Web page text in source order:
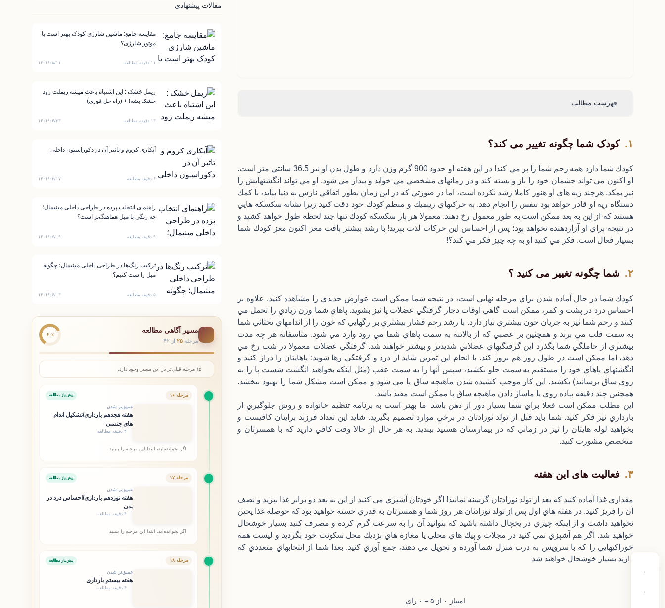
فهرست مطالب
کودک شما چگونه تغییر می کند؟
كودك شما دارد همه رحم شما را پر مي كند! در اين هفته او حدود 900 گرم وزن دارد و طول بدن او نيز 36.5 سانتي متر است.
او اكنون مي تواند چشمان خود را باز و بسته كند و در زمانهاي مشخصي مي خوابد و بيدار مي شود. او مي تواند انگشتهايش را
نيز بمكد. هرچند ريه هاي او هنوز كاملا رشد نكرده است، اما در صورتي كه در اين زمان بطور اتفاقي نارس به دنيا بيايد، با كمك
دستگاه ريه او قادر خواهد بود تنفس را انجام دهد. به حركتهاي ريتميك و منظم كودك خود دقت كنيد زيرا نشانه سكسكه هايي
هستند كه از اين به بعد ممكن است به طور معمول رخ دهند. معمولا هر بار سكسكه كودك تنها چند لحظه طول خواهد كشيد و
در نتيجه براي او آزاردهنده نخواهد بود؛ پس از احساس اين حركات لذت ببريد! با رشد بيشتر بافت مغز اكنون مغز كودك شما
بسيار فعال است. فكر مي كنيد او به چه چيز فكر مي كند؟!
شما چگونه تغییر می کنید ؟
كودك شما در حال آماده شدن براي مرحله نهايي است، در نتيجه شما ممكن است عوارض جديدي را مشاهده كنيد. علاوه بر
احساس درد در پشت و كمر، ممكن است گاهي اوقات دجار گرفتگي عضلات پا نيز بشويد. پاهاي شما وزن زيادي را تحمل مي
كنند و رحم شما نيز به جريان خون بيشتري نياز دارد. با رشد رحم فشار بيشتري بر رگهايي كه خون را از اندامهاي تحتاني شما
به سمت قلب مي برند و همچنين بر عصبي كه از بالاتنه به سمت پاهاي شما مي رود وارد مي شود. متاسفانه هر چه مدت
بيشتري از حاملگي شما بگذرد اين گرفتگيهاي عضلاني شديدتر و بيشتر خواهند شد. گرفتگي عضلات معمولا در شب رخ مي
دهد، اما ممكن است در طول روز هم بروز كند. با انجام اين تمرين شايد از درد و گرفتگي رها شويد: پاهايتان را دراز كنيد و
انگشتهاي پاهاي خود را مستقيم به سمت جلو بكشيد، سپس آنها را به سمت عقب (مثل اينكه بخواهيد انگشت شست پا را به
روي ساق برسانيد) بكشيد. اين كار موجب كشيده شدن ماهيچه ساق پا مي شود و ممكن است مشكل شما را بهبود ببخشد.
همچنين چند دقيقه پياده روي يا ماساژ دادن ماهيچه ساق پا ممكن است مفيد باشد.
اين مطلب ممكن است فعلا براي شما بسيار دور از ذهن باشد اما بهتر است به برنامه تنظيم خانواده و روش جلوگيري از
بارداري نيز فكر كنيد. شما بايد قبل از تولد نوزادتان در برخي موارد تصميم بگيريد. شايد اين تعداد فرزند برايتان كافيست و
بخواهيد لوله هايتان را نيز در زماني كه در بيمارستان هستيد ببنديد. به هر حال از حالا وقت كافي داريد كه با همسرتان و
متخصص مشورت كنيد.
فعالیت های این هفته
مقداري غذا آماده كنيد كه بعد از تولد نوزادتان گرسنه نمانيد! اگر خودتان آشپزي مي كنيد از اين به بعد دو برابر غذا بپزيد و نصف
آن را فريز كنيد. در هفته هاي اول پس از تولد نوزادتان هر روز شما و همسرتان به قدري خسته خواهيد بود كه حوصله غذا پختن
نخواهيد داشت و از اينكه چيزي در يخچال داشته باشيد كه بتوانيد آن را به سرعت گرم كرده و مصرف كنيد بسيار خوشحال
خواهيد شد. اگر هم آشپزي نمي كنيد در مجلات و پيك هاي محلي يا مغازه هاي نزديك محل سكونت خود بگرديد و ليست همه
خوراكيهايي را كه با سرويس به درب منزل شما آورده و تحويل مي دهند، جمع آوري كنيد. بعدا شما از انتخابهاي متعددي كه
داريد بسيار خوشحال خواهيد شد
امتیاز ۰ از ۵ – ۰ رای
مقالات پیشنهادی
مقایسه جامع: ماشین شارژی کودک بهتر است یا
موتور شارژی؟
۱۱ دقیقه مطالعه ۱۴۰۴/۰۸/۱۱
ریمل خشک : این اشتباه باعث میشه ریملت زود
خشک بشه! + (راه حل فوری)
۱۳ دقیقه مطالعه ۱۴۰۴/۰۴/۲۳
آبکاری کروم و تاثیر آن در دکوراسیون داخلی
۶ دقیقه مطالعه ۱۴۰۴/۰۳/۱۷
راهنمای انتخاب پرده در طراحی داخلی مینیمال؛
چه رنگی با مبل هماهنگ‌تر است؟
۹ دقیقه مطالعه ۱۴۰۴/۰۶/۰۹
ترکیب رنگ‌ها در طراحی داخلی مینیمال؛ چگونه
مبل را ست کنیم؟
۵ دقیقه مطالعه ۱۴۰۴/۰۶/۰۳
مسیر آگاهی مطالعه
مرحله۲۵ از ۴۲
۶۰٪
۱۵ مرحله قبلی‌تر در این مسیر وجود دارد.
مرحله ۱۶ پیش‌نیاز مطالعه
عمیق‌تر شدن
هفته هجدهم بارداری/تشکیل اندام
های جنسی
۴ دقیقه مطالعه
اگر نخوانده‌اید، ابتدا این مرحله را ببینید
مرحله ۱۷ پیش‌نیاز مطالعه
عمیق‌تر شدن
هفته نوزدهم بارداری/احساس درد در
بدن
۴ دقیقه مطالعه
اگر نخوانده‌اید، ابتدا این مرحله را ببینید
مرحله ۱۸ پیش‌نیاز مطالعه
عمیق‌تر شدن
هفته بیستم بارداری
۴ دقیقه مطالعه
۰
۰